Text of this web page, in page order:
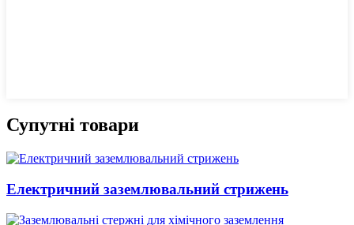
Супутні товари
Електричний заземлювальний стрижень